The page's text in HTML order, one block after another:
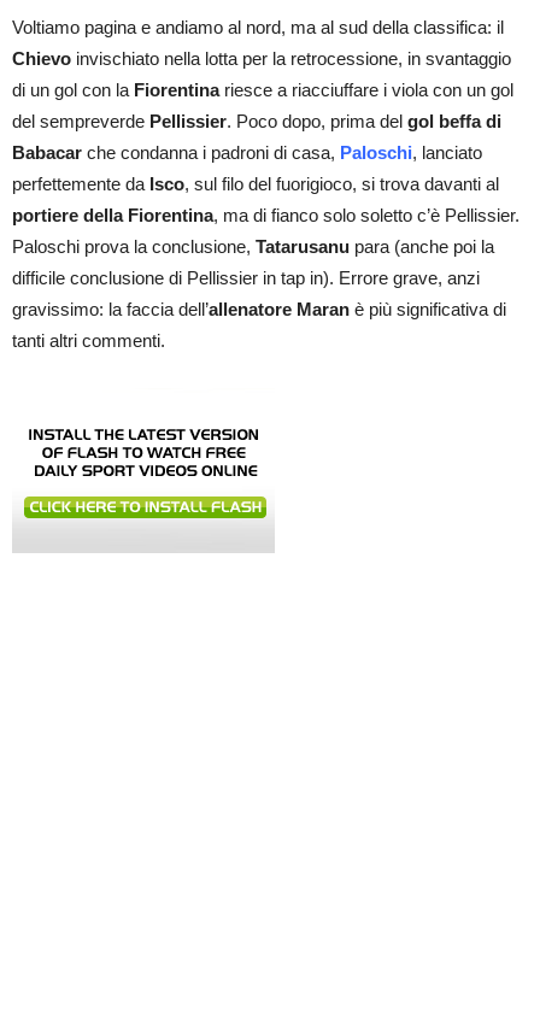
Voltiamo pagina e andiamo al nord, ma al sud della classifica: il
Chievo invischiato nella lotta per la retrocessione, in svantaggio
di un gol con la Fiorentinariesce a riacciuffare i viola con un gol
del sempreverde Pellissier. Poco dopo, prima del gol beffa di
Babacar che condanna i padroni di casa, Paloschi, lanciato
perfettemente da Isco, sul filo del fuorigioco, si trova davanti al
portiere della Fiorentina, ma di fianco solo soletto c’è Pellissier.
Paloschi prova la conclusione, Tatarusanu para (anche poi la
difficile conclusione di Pellissier in tap in). Errore grave, anzi
gravissimo: la faccia dell’allenatore Maran è più significativa di
tanti altri commenti.